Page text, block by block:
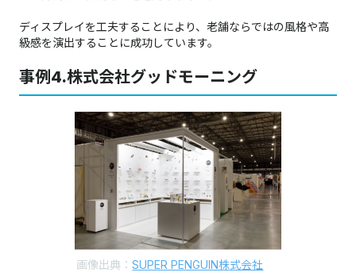
ディスプレイを工夫することにより、老舗ならではの風格や高
級感を演出することに成功しています。
事例4.株式会社グッドモーニング
画像出典：SUPER PENGUIN株式会社